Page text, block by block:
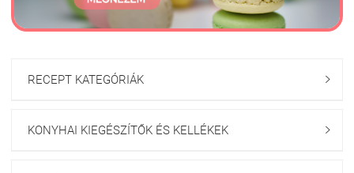
RECEPT KATEGÓRIÁK 
KONYHAI KIEGÉSZÍTŐK ÉS KELLÉKEK 